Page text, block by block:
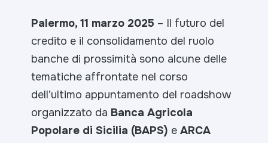
Palermo, 11 marzo 2025 – Il futuro del
credito e il consolidamento del ruolo
banche di prossimità sono alcune delle
tematiche affrontate nel corso
dell’ultimo appuntamento del roadshow
organizzato da Banca Agricola
Popolare di Sicilia (BAPS) eARCA